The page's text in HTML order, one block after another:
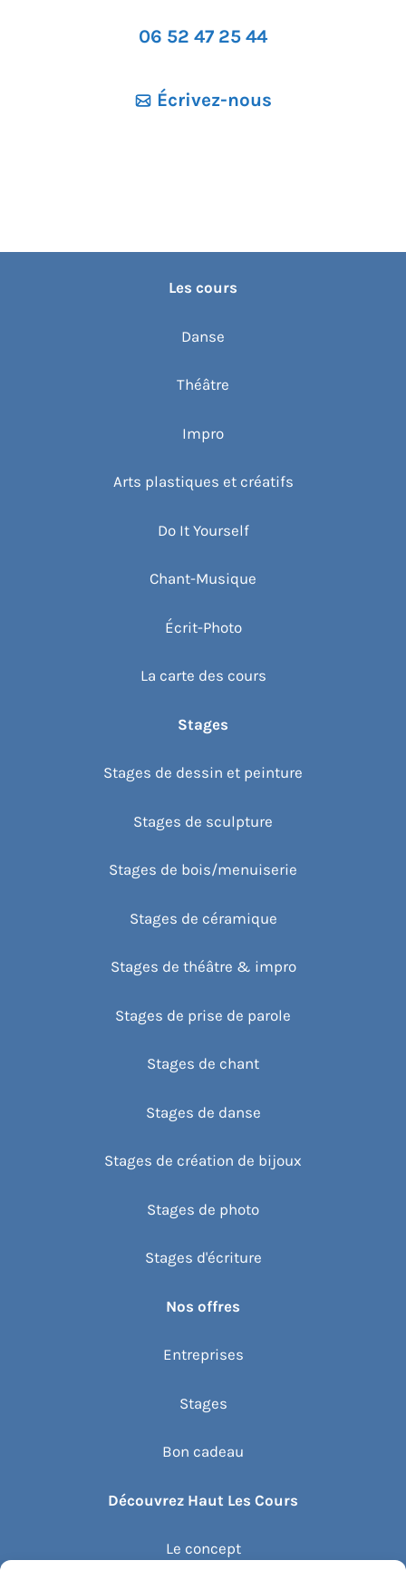
06 52 47 25 44
Écrivez-nous
Les cours
Danse
Théâtre
Impro
Arts plastiques et créatifs
Do It Yourself
Chant-Musique
Écrit-Photo
La carte des cours
Stages
Stages de dessin et peinture
Stages de sculpture
Stages de bois/menuiserie
Stages de céramique
Stages de théâtre & impro
Stages de prise de parole
Stages de chant
Stages de danse
Stages de création de bijoux
Stages de photo
Stages d'écriture
Nos offres
Entreprises
Stages
Bon cadeau
Découvrez Haut Les Cours
Le concept